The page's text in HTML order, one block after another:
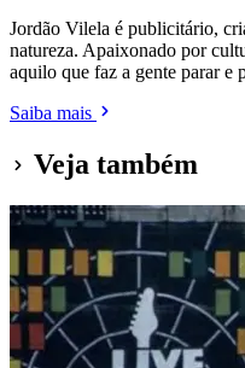
Jordão Vilela é publicitário,
natureza. Apaixonado por
aquilo que faz a gente parar e
Saiba mais
Veja também